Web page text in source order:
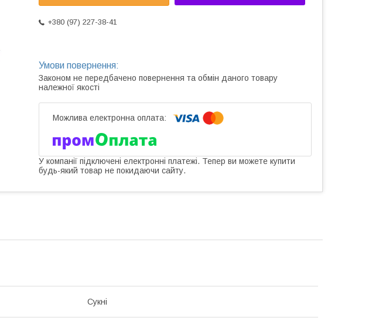
+380 (97) 227-38-41
Законом не передбачено повернення та обмін даного товару
належної якості
У компанії підключені електронні платежі. Тепер ви можете купити
будь-який товар не покидаючи сайту.
Сукні